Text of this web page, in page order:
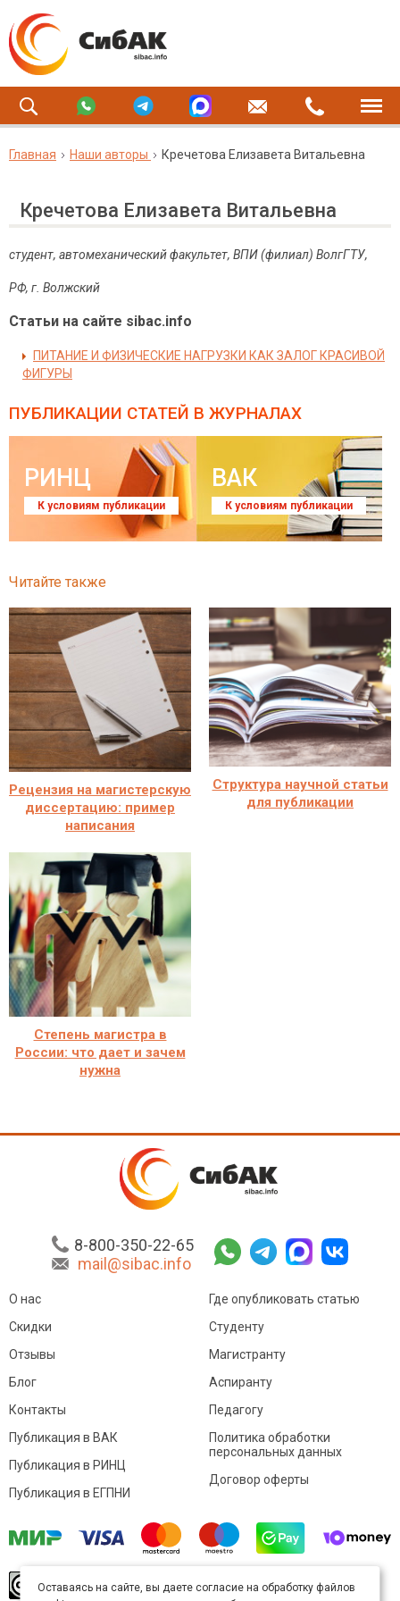
Главная Наши авторы Кречетова Елизавета Витальевна
Кречетова Елизавета Витальевна
студент, автомеханический факультет, ВПИ (филиал) ВолгГТУ,
РФ, г. Волжский
Статьи на сайте sibac.info
ПИТАНИЕ И ФИЗИЧЕСКИЕ НАГРУЗКИ КАК ЗАЛОГ КРАСИВОЙ
ФИГУРЫ
ПУБЛИКАЦИИ СТАТЕЙ В ЖУРНАЛАХ
РИНЦ
К условиям публикации
ВАК
К условиям публикации
Читайте также
Рецензия на магистерскую
диссертацию: пример
написания
Структура научной статьи
для публикации
Степень магистра в
России: что дает и зачем
нужна
8-800-350-22-65
mail@sibac.info
О нас
Скидки
Отзывы
Блог
Контакты
Где опубликовать статью
Студенту
Магистранту
Аспиранту
Педагогу
Публикация в ВАК
Публикация в РИНЦ
Публикация в ЕГПНИ
Политика обработки
персональных данных
Договор оферты
произведение доступно полицензии Creative
Оставаясь на сайте, вы даете согласие на обработку файлов